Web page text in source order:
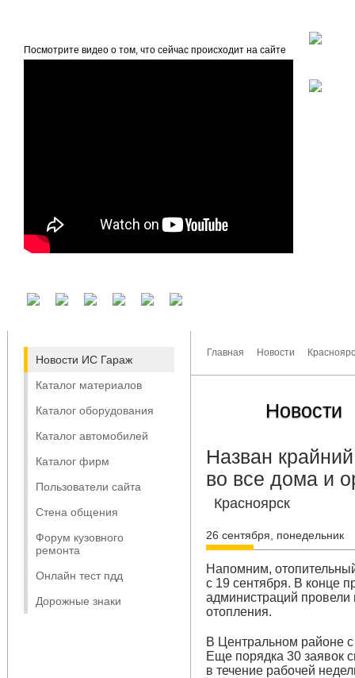
Посмотрите видео о том, что сейчас происходит на сайте
Новости ИС Гараж
Каталог материалов
Каталог оборудования
Каталог автомобилей
Каталог фирм
Пользователи сайта
Стена общения
Форум кузовного
ремонта
Онлайн тест пдд
Дорожные знаки
Главная Новости
Новости
Назван
во все дома и
Красноярск
26 сентября, понедельник
Напомним,
с 19 сентября. В конце
администраций
отопления.
В Центральном районе
Еще порядка 30 заявок
в течение рабочей